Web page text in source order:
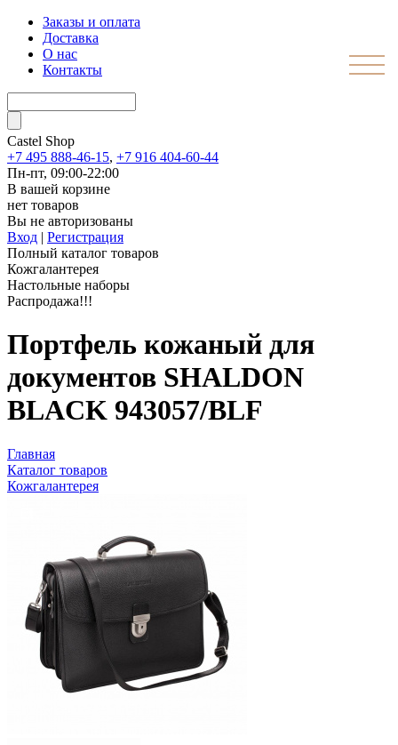
Заказы и оплата
Доставка
О нас
Контакты
Castel Shop
+7 495 888-46-15, +7 916 404-60-44
Пн-пт, 09:00-22:00
В вашей корзине
нет товаров
Вы не авторизованы
Вход | Регистрация
Полный каталог товаров
Кожгалантерея
Настольные наборы
Распродажа!!!
Портфель кожаный для
документов SHALDON
BLACK 943057/BLF
Главная
Каталог товаров
Кожгалантерея